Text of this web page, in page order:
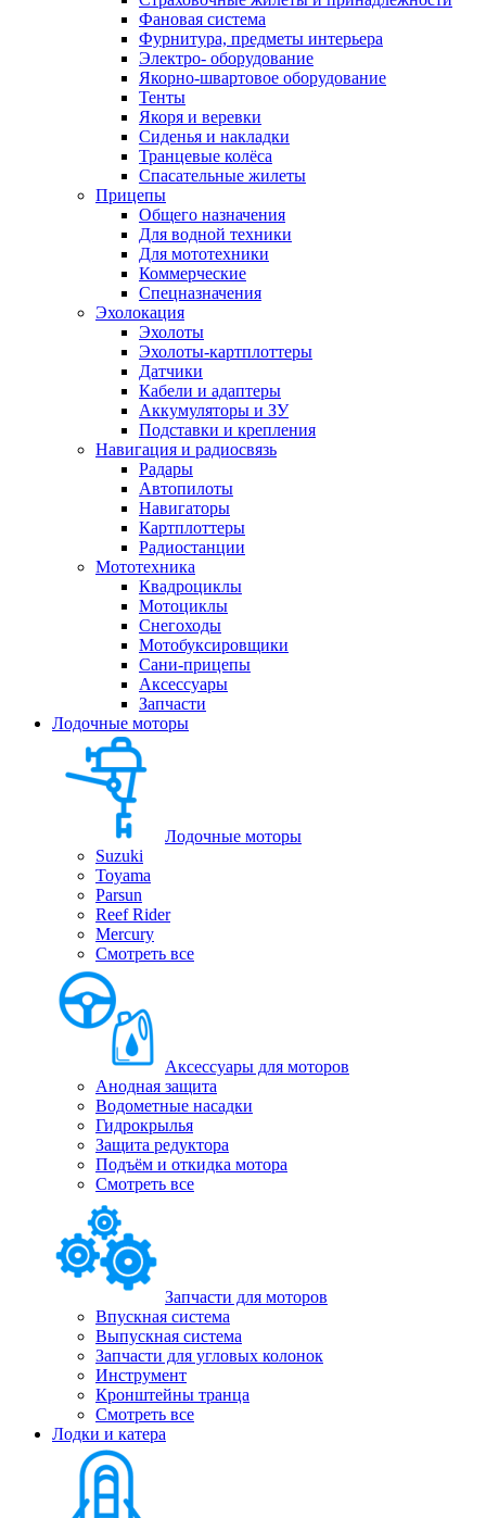
Фановая система
Фурнитура, предметы интерьера
Электро- оборудование
Якорно-швартовое оборудование
Тенты
Якоря и веревки
Сиденья и накладки
Транцевые колёса
Спасательные жилеты
Прицепы
Общего назначения
Для водной техники
Для мототехники
Коммерческие
Спецназначения
Эхолокация
Эхолоты
Эхолоты-картплоттеры
Датчики
Кабели и адаптеры
Аккумуляторы и ЗУ
Подставки и крепления
Навигация и радиосвязь
Радары
Автопилоты
Навигаторы
Картплоттеры
Радиостанции
Мототехника
Квадроциклы
Мотоциклы
Снегоходы
Мотобуксировщики
Сани-прицепы
Аксессуары
Запчасти
Лодочные моторы
Лодочные моторы
Suzuki
Toyama
Parsun
Reef Rider
Mercury
Смотреть все
Аксессуары для моторов
Анодная защита
Водометные насадки
Гидрокрылья
Защита редуктора
Подъём и откидка мотора
Смотреть все
Запчасти для моторов
Впускная система
Выпускная система
Запчасти для угловых колонок
Инструмент
Кронштейны транца
Смотреть все
Лодки и катера